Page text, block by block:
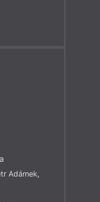
Adámek,